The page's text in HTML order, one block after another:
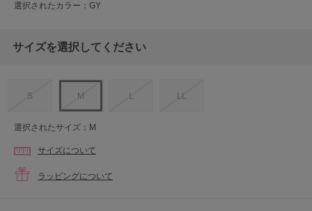
選択されたカラー：GY
サイズを選択してください
S M L LL
選択されたサイズ：M
サイズについて
ラッピングについて